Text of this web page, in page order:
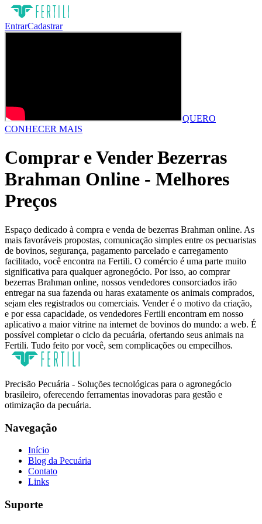
EntrarCadastrar
QUERO
CONHECER MAIS
Comprar e Vender Bezerras
Brahman Online - Melhores
Preços
Espaço dedicado à compra e venda de bezerras Brahman online. As
mais favoráveis propostas, comunicação simples entre os pecuaristas
de bovinos, segurança, pagamento parcelado e carregamento
facilitado, você encontra na Fertili. O comércio é uma parte muito
significativa para qualquer agronegócio. Por isso, ao comprar
bezerras Brahman online, nossos vendedores consorciados irão
entregar na sua fazenda ou haras exatamente os animais comprados,
sejam eles registrados ou comerciais. Vender é o motivo da criação,
e por essa capacidade, os vendedores Fertili encontram em nosso
aplicativo a maior vitrine na internet de bovinos do mundo: a web. É
possível completar o ciclo da pecuária, ofertando seus animais na
Fertili. Tudo feito por você, sem complicações ou empecilhos.
Precisão Pecuária - Soluções tecnológicas para o agronegócio
brasileiro, oferecendo ferramentas inovadoras para gestão e
otimização da pecuária.
Navegação
Início
Blog da Pecuária
Contato
Links
Suporte